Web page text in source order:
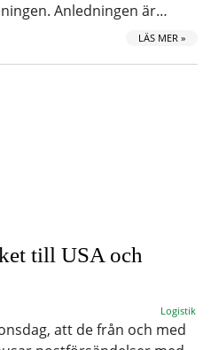
Anledningen är…
LÄS MER »
till USA och
Logistik
att de från och med